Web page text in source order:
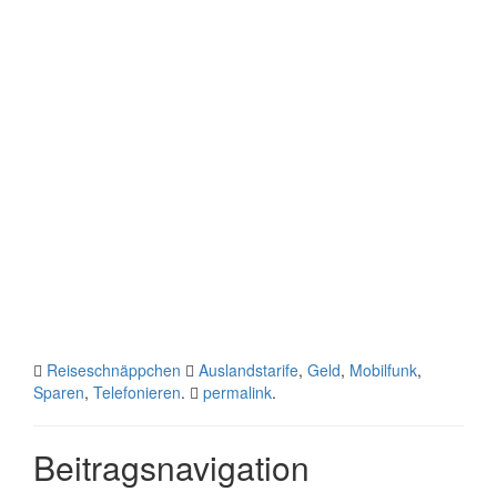
Reiseschnäppchen Auslandstarife, Geld, Mobilfunk,
Sparen, Telefonieren. permalink.
Beitragsnavigation